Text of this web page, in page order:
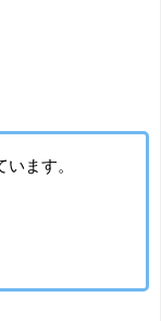
ます。